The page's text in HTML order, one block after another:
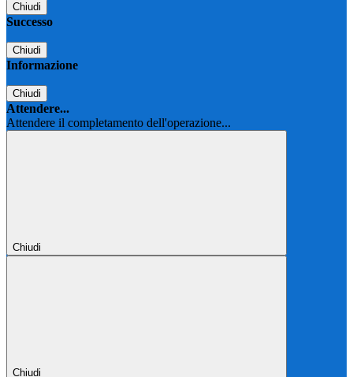
Chiudi
Successo
Chiudi
Informazione
Chiudi
Attendere...
Attendere il completamento dell'operazione...
Chiudi
Chiudi